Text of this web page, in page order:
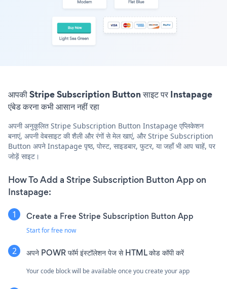
आपकी Stripe Subscription Button साइट पर Instapage
एंबेड करना कभी आसान नहीं रहा
अपनी अनुकूलित Stripe Subscription Button Instapage एप्लिकेशन
बनाएं, अपनी वेबसाइट की शैली और रंगों से मेल खाएं, और Stripe Subscription
Button अपने Instapage पृष्ठ, पोस्ट, साइडबार, फुटर, या जहाँ भी आप चाहें, पर
जोड़ें साइट।
How To Add a Stripe Subscription Button App on
Instapage:
Create a Free Stripe Subscription Button App
Start for free now
अपने POWR फॉर्म इंस्टॉलेशन पेज से HTML कोड कॉपी करें
Your code block will be available once you create your app